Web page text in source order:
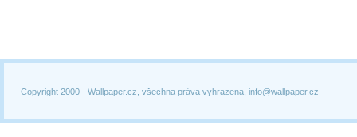
Copyright 2000 - Wallpaper.cz, všechna práva vyhrazena, info@wallpaper.cz